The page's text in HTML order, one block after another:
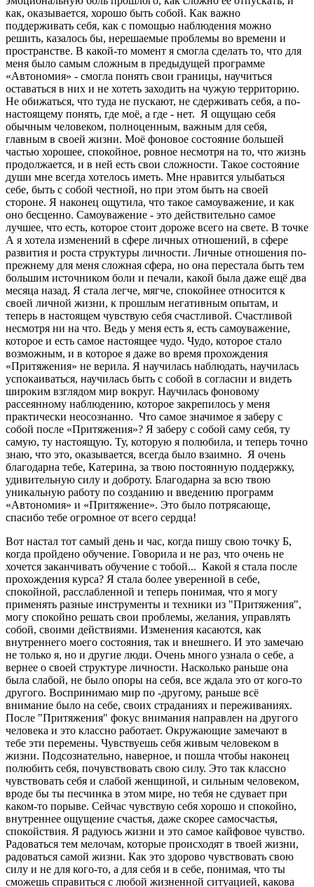
как, оказывается, хорошо быть собой. Как важно
поддерживать себя, как с помощью наблюдения можно
решить, казалось бы, нерешаемые проблемы во времени и
пространстве. В какой-то момент я смогла сделать то, что для
меня было самым сложным в предыдущей программе
«Автономия» - смогла понять свои границы, научиться
оставаться в них и не хотеть заходить на чужую территорию.
Не обижаться, что туда не пускают, не сдерживать себя, а по-
настоящему понять, где моё, а где - нет. Я ощущаю себя
обычным человеком, полноценным, важным для себя,
главным в своей жизни. Моё фоновое состояние большей
частью хорошее, спокойное, ровное несмотря на то, что жизнь
продолжается, и в ней есть свои сложности. Такое состояние
души мне всегда хотелось иметь. Мне нравится улыбаться
себе, быть с собой честной, но при этом быть на своей
стороне. Я наконец ощутила, что такое самоуважение, и как
оно бесценно. Самоуважение - это действительно самое
лучшее, что есть, которое стоит дороже всего на свете. В точке
А я хотела изменений в сфере личных отношений, в сфере
развития и роста структуры личности. Личные отношения по-
прежнему для меня сложная сфера, но она перестала быть тем
большим источником боли и печали, какой была даже ещё два
месяца назад. Я стала легче, мягче, спокойнее относится к
своей личной жизни, к прошлым негативным опытам, и
теперь в настоящем чувствую себя счастливой. Счастливой
несмотря ни на что. Ведь у меня есть я, есть самоуважение,
которое и есть самое настоящее чудо. Чудо, которое стало
возможным, и в которое я даже во время прохождения
«Притяжения» не верила. Я научилась наблюдать, научилась
успокаиваться, научилась быть с собой в согласии и видеть
широким взглядом мир вокруг. Научилась фоновому
рассеянному наблюдению, которое закрепилось у меня
практически неосознанно. Что самое значимое я заберу с
собой после «Притяжения»? Я заберу с собой саму себя, ту
самую, ту настоящую. Ту, которую я полюбила, и теперь точно
знаю, что это, оказывается, всегда было взаимно. Я очень
благодарна тебе, Катерина, за твою постоянную поддержку,
удивительную силу и доброту. Благодарна за всю твою
уникальную работу по созданию и введению программ
«Автономия» и «Притяжение». Это было потрясающе,
спасибо тебе огромное от всего сердца!
Вот настал тот самый день и час, когда пишу свою точку Б,
когда пройдено обучение. Говорила и не раз, что очень не
хочется заканчивать обучение с тобой... Какой я стала после
прохождения курса? Я стала более уверенной в себе,
спокойной, расслабленной и теперь понимая, что я могу
применять разные инструменты и техники из "Притяжения",
могу спокойно решать свои проблемы, желания, управлять
собой, своими действиями. Изменения касаются, как
внутреннего моего состояния, так и внешнего. И это замечаю
не только я, но и другие люди. Очень много узнала о себе, а
вернее о своей структуре личности. Насколько раньше она
была слабой, не было опоры на себя, все ждала это от кого-то
другого. Воспринимаю мир по -другому, раньше всё
внимание было на себе, своих страданиях и переживаниях.
После "Притяжения" фокус внимания направлен на другого
человека и это классно работает. Окружающие замечают в
тебе эти перемены. Чувствуешь себя живым человеком в
жизни. Подсознательно, наверное, и пошла чтобы наконец
полюбить себя, почувствовать свою силу. Это так классно
чувствовать себя и слабой женщиной, и сильным человеком,
вроде бы ты песчинка в этом мире, но тебя не сдувает при
каком-то порыве. Сейчас чувствую себя хорошо и спокойно,
внутреннее ощущение счастья, даже скорее самосчастья,
спокойствия. Я радуюсь жизни и это самое кайфовое чувство.
Радоваться тем мелочам, которые происходят в твоей жизни,
радоваться самой жизни. Как это здорово чувствовать свою
силу и не для кого-то, а для себя и в себе, понимая, что ты
сможешь справиться с любой жизненной ситуацией, какова